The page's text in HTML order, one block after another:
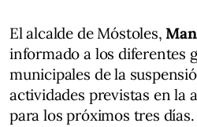
El alcalde de Móstoles,
informado a los diferentes
municipales de la
actividades previstas en la
para los próximos tres días.